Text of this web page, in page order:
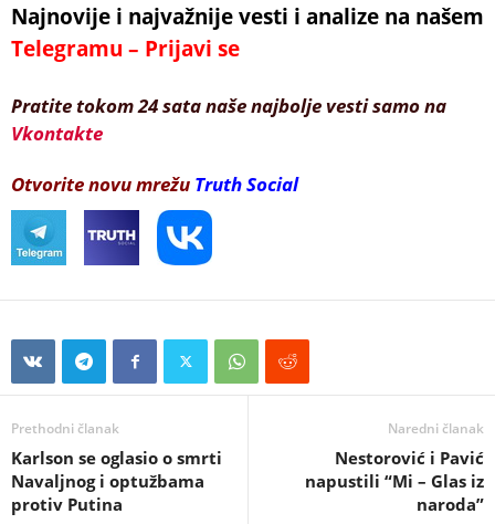
Najnovije i najvažnije vesti i analize na našem
Telegramu – Prijavi se
Pratite tokom 24 sata naše najbolje vesti samo na
Vkontakte
Otvorite novu mrežu Truth Social
Prethodni članak
Karlson se oglasio o smrti
Navaljnog i optužbama
protiv Putina
Naredni članak
Nestorović i Pavić
napustili “Mi – Glas iz
naroda”